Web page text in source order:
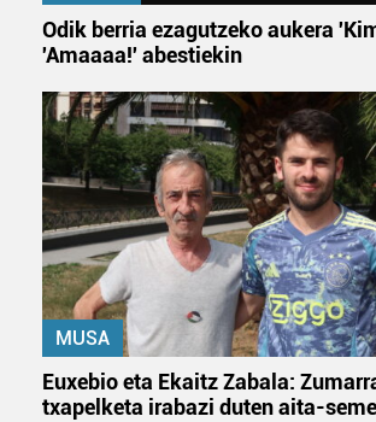
Odik berria ezagutzeko aukera
'Amaaaa!' abestiekin
MUSA
Euxebio eta Ekaitz Zabala:
txapelketa irabazi duten aita-